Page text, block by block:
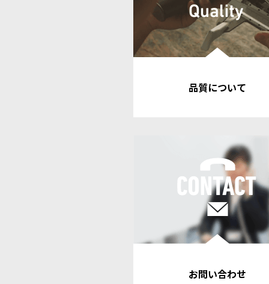
品質について
お問い合わせ